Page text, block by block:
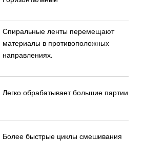
Спиральные ленты перемещают
материалы в противоположных
направлениях.
Легко обрабатывает большие партии
Более быстрые циклы смешивания